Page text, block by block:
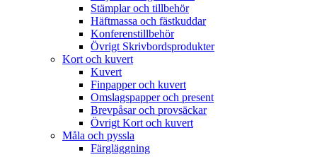
Stämplar och tillbehör
Häftmassa och fästkuddar
Konferenstillbehör
Övrigt Skrivbordsprodukter
Kort och kuvert
Kuvert
Finpapper och kuvert
Omslagspapper och present
Brevpåsar och provsäckar
Övrigt Kort och kuvert
Måla och pyssla
Färgläggning